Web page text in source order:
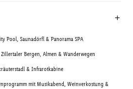
Pool, Saunadörfl & Panorama SPA
Bergen, Almen & Wanderwegen
& Infrarotkabine
mit Musikabend, Weinverkostung &